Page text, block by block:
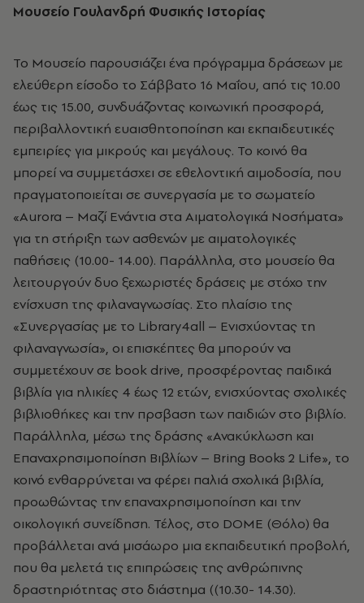
Μουσείο Γουλανδρή Φυσικής Ιστορίας
Το Μουσείο παρουσιάζει ένα πρόγραμμα δράσεων με
ελεύθερη είσοδο το Σάββατο 16 Μαΐου, από τις 10.00
έως τις 15.00, συνδυάζοντας κοινωνική προσφορά,
περιβαλλοντική ευαισθητοποίηση και εκπαιδευτικές
εμπειρίες για μικρούς και μεγάλους. Το κοινό θα
μπορεί να συμμετάσχει σε εθελοντική αιμοδοσία, που
πραγματοποιείται σε συνεργασία με το σωματείο
«Aurora – Μαζί Ενάντια στα Αιματολογικά Νοσήματα»
για τη στήριξη των ασθενών με αιματολογικές
παθήσεις (10.00- 14.00). Παράλληλα, στο μουσείο θα
λειτουργούν δυο ξεχωριστές δράσεις με στόχο την
ενίσχυση της φιλαναγνωσίας. Στο πλαίσιο της
«Συνεργασίας με το Library4all – Ενισχύοντας τη
φιλαναγνωσία», οι επισκέπτες θα μπορούν να
συμμετέχουν σε book drive, προσφέροντας παιδικά
βιβλία για ηλικίες 4 έως 12 ετών, ενισχύοντας σχολικές
βιβλιοθήκες και την πρσβαση των παιδιών στο βιβλίο.
Παράλληλα, μέσω της δράσης «Ανακύκλωση και
Επαναχρησιμοποίηση Βιβλίων – Bring Books 2 Life», το
κοινό ενθαρρύνεται να φέρει παλιά σχολικά βιβλία,
προωθώντας την επαναχρησιμοποίηση και την
οικολογική συνείδηση. Τέλος, στο DOME (Θόλο) θα
προβάλλεται ανά μισάωρο μια εκπαιδευτική προβολή,
που θα μελετά τις επιπρώσεις της ανθρώπινης
δραστηριότητας στο διάστημα ((10.30- 14.30).